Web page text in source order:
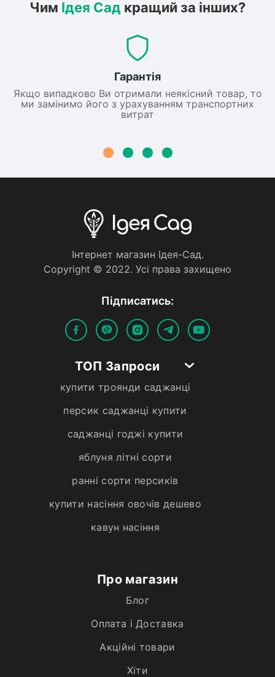
Чим Ідея Сад кращий за інших?
Гарантія
Якщо випадково Ви отримали неякісний товар, то
ми замінимо його з урахуванням транспортних
витрат
Iнтернет магазин Iдея-Сад.
Copyright © 2022. Усi права захищено
Пiдписатись:
ТОП Запроси
купити троянди саджанці
персик саджанці купити
саджанці годжі купити
яблуня літні сорти
ранні сорти персиків
купити насіння овочів дешево
кавун насіння
Про магазин
Блог
Оплата і Доставка
Акційні товари
Хiти